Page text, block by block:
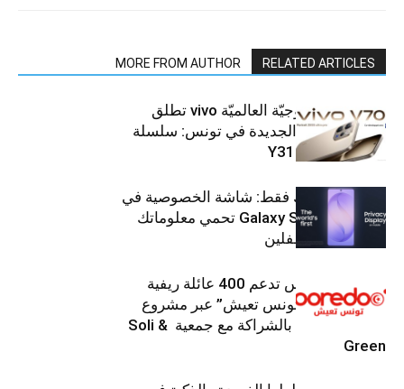
RELATED ARTICLES
MORE FROM AUTHOR
العلامة التّكنولوجيّة العالميّة vivo تطلق
هواتفها الذكيّة الجديدة في تونس: سلسلة
V70 وسلسلة Y31
شاشتك، لعينيك فقط: شاشة الخصوصية في
جهاز Galaxy S26 Ultra تحمي معلوماتك
من أعين المتطفلين
Ooredoo تونس تدعم 400 عائلة ريفية
ضمن برنامج “تونس تعيش” عبر مشروع
تنموي مستدام بالشراكة مع جمعية Soli &
Green